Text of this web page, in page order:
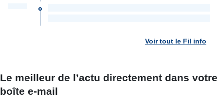
Voir tout le Fil info
Le meilleur de l’actu directement dans votre
boîte e-mail